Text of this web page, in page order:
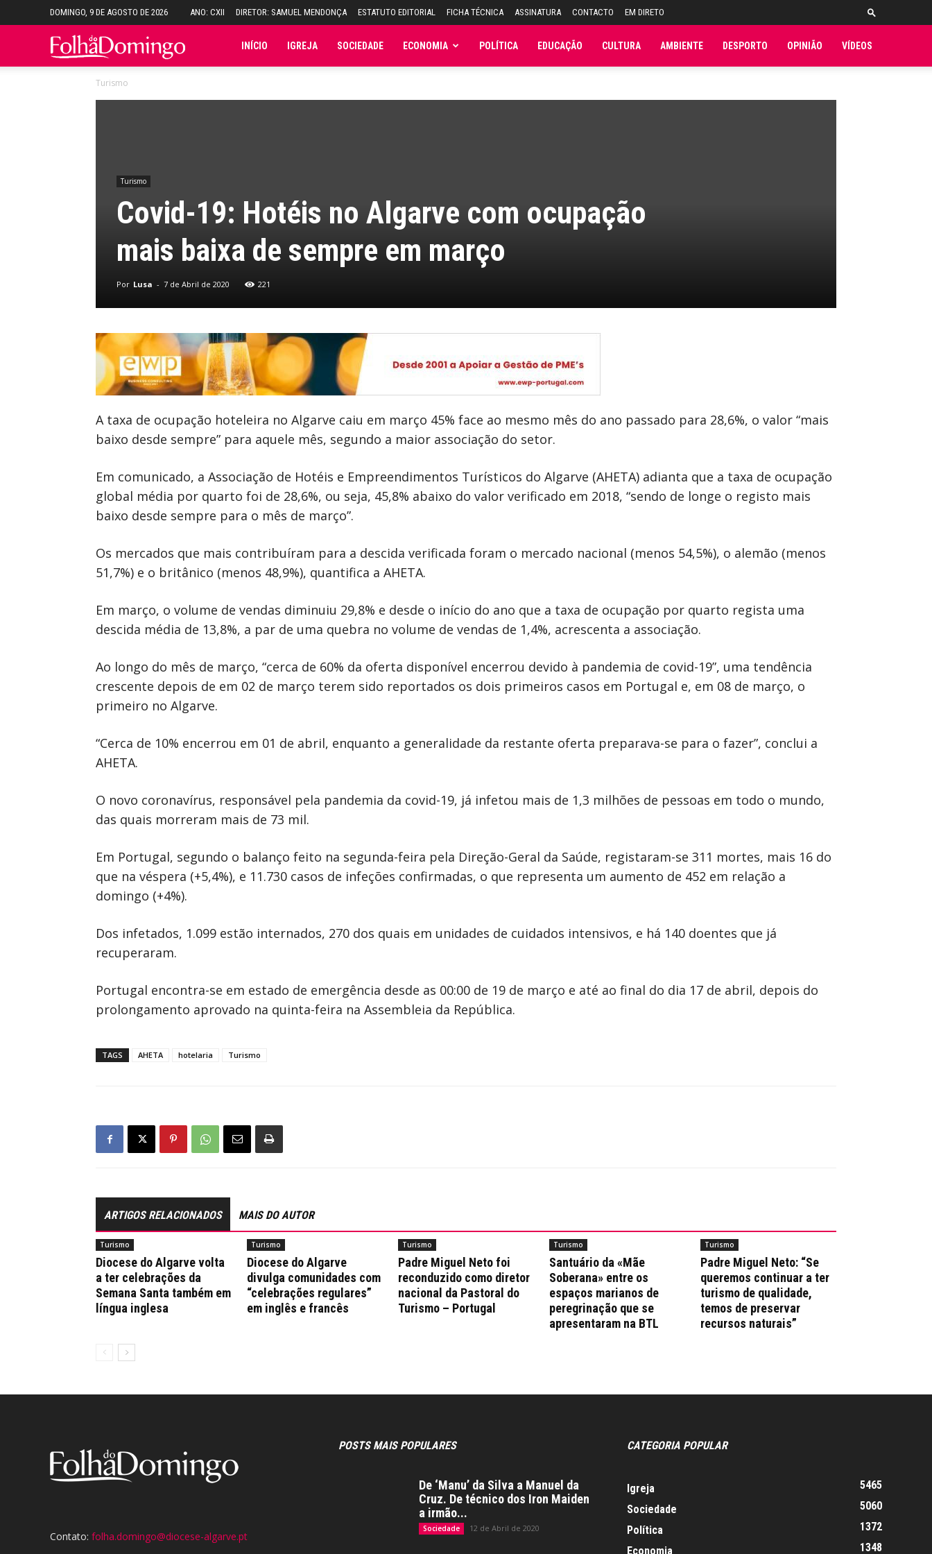
DOMINGO, 9 DE AGOSTO DE 2026 ANO: CXII DIRETOR: SAMUEL MENDONÇA ESTATUTO EDITORIAL FICHA TÉCNICA ASSINATURA CONTACTO EM DIRETO
Folha INÍCIO IGREJA SOCIEDADE ECONOMIA POLÍTICA EDUCAÇÃO CULTURA AMBIENTE DESPORTO OPINIÃO VÍDEOS
Turismo
Turismo
Covid-19: Hotéis no Algarve com ocupação
mais baixa de sempre em março
Por Lusa - 7 de Abril de 2020 221
A taxa de ocupação hoteleira no Algarve caiu em março 45% face ao mesmo mês do ano passado para 28,6%, o valor “mais
baixo desde sempre” para aquele mês, segundo a maior associação do setor.
Em comunicado, a Associação de Hotéis e Empreendimentos Turísticos do Algarve (AHETA) adianta que a taxa de ocupação
global média por quarto foi de 28,6%, ou seja, 45,8% abaixo do valor verificado em 2018, “sendo de longe o registo mais
baixo desde sempre para o mês de março”.
Os mercados que mais contribuíram para a descida verificada foram o mercado nacional (menos 54,5%), o alemão (menos
51,7%) e o britânico (menos 48,9%), quantifica a AHETA.
Em março, o volume de vendas diminuiu 29,8% e desde o início do ano que a taxa de ocupação por quarto regista uma
descida média de 13,8%, a par de uma quebra no volume de vendas de 1,4%, acrescenta a associação.
Ao longo do mês de março, “cerca de 60% da oferta disponível encerrou devido à pandemia de covid-19”, uma tendência
crescente depois de em 02 de março terem sido reportados os dois primeiros casos em Portugal e, em 08 de março, o
primeiro no Algarve.
“Cerca de 10% encerrou em 01 de abril, enquanto a generalidade da restante oferta preparava-se para o fazer”, conclui a
AHETA.
O novo coronavírus, responsável pela pandemia da covid-19, já infetou mais de 1,3 milhões de pessoas em todo o mundo,
das quais morreram mais de 73 mil.
Em Portugal, segundo o balanço feito na segunda-feira pela Direção-Geral da Saúde, registaram-se 311 mortes, mais 16 do
que na véspera (+5,4%), e 11.730 casos de infeções confirmadas, o que representa um aumento de 452 em relação a
domingo (+4%).
Dos infetados, 1.099 estão internados, 270 dos quais em unidades de cuidados intensivos, e há 140 doentes que já
recuperaram.
Portugal encontra-se em estado de emergência desde as 00:00 de 19 de março e até ao final do dia 17 de abril, depois do
prolongamento aprovado na quinta-feira na Assembleia da República.
TAGS AHETA hotelaria Turismo
ARTIGOS RELACIONADOS MAIS DO AUTOR
Turismo
Diocese do Algarve volta
a ter celebrações da
Semana Santa também em
língua inglesa
Turismo
Diocese do Algarve
divulga comunidades com
“celebrações regulares”
em inglês e francês
Turismo
Padre Miguel Neto foi
reconduzido como diretor
nacional da Pastoral do
Turismo – Portugal
Turismo
Santuário da «Mãe
Soberana» entre os
espaços marianos de
peregrinação que se
apresentaram na BTL
Turismo
Padre Miguel Neto: “Se
queremos continuar a ter
turismo de qualidade,
temos de preservar
recursos naturais”
Contato: folha.domingo@diocese-algarve.pt
POSTS MAIS POPULARES
De ‘Manu’ da Silva a Manuel da
Cruz. De técnico dos Iron Maiden
a irmão...
Sociedade 12 de Abril de 2020
CATEGORIA POPULAR
Igreja
5465
Sociedade
5060
Política
1372
Economia
1348